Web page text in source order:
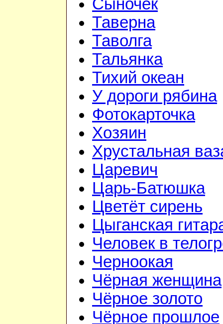
Сыночек
Таверна
Таволга
Тальянка
Тихий океан
У дороги рябина
Фотокарточка
Хозяин
Хрустальная
Царевич
Царь-Батюшка
Цветёт сирень
Цыганская
Человек в
Черноокая
Чёрная женщина
Чёрное золото
Чёрное прошлое